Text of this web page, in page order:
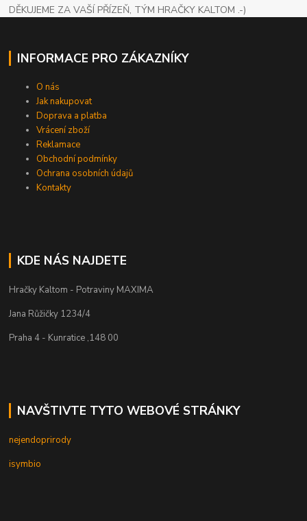
DĚKUJEME ZA VAŠÍ PŘÍZEŇ, TÝM HRAČKY KALTOM .-)
INFORMACE PRO ZÁKAZNÍKY
O nás
Jak nakupovat
Doprava a platba
Vrácení zboží
Reklamace
Obchodní podmínky
Ochrana osobních údajů
Kontakty
KDE NÁS NAJDETE
Hračky Kaltom - Potraviny MAXIMA
Jana Růžičky 1234/4
Praha 4 - Kunratice ,148 00
NAVŠTIVTE TYTO WEBOVÉ STRÁNKY
nejendoprirody
isymbio